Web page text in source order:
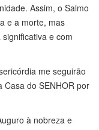
Assim, o Salmo
e a morte, mas
e com
me seguirão
Casa do SENHOR por
à nobreza e